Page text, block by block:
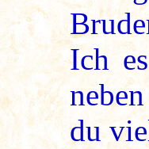
Ich
du